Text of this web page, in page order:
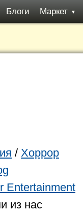
Блоги Маркет ▼
/ Хоррор
Entertainment
из нас